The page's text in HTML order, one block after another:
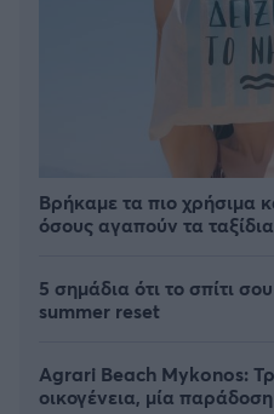
Βρήκαμε τα πιο χρήσιμα
όσους αγαπούν τα ταξίδια
5 σημάδια ότι το σπίτι
summer reset
Agrari Beach Mykonos:
οικογένεια, μία παράδοση